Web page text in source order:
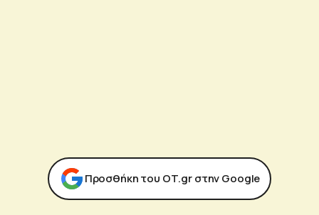
Προσθήκη του ΟΤ.gr στην Google